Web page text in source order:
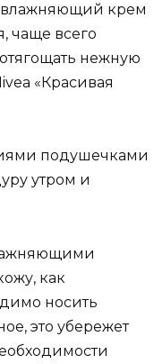
крем
чаще всего
нежную
«Красивая
подушечками
утром и
как
носить
это убережет